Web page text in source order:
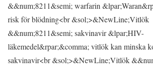
&&num;8211&semi; warfarin
risk för blödning<br &sol;>&NewLine;Vitlök
&&num;8211&semi; sakvinavir &lpar;HIV-
läkemedel&rpar;&comma; vitlök kan minska
sakvinavir<br &sol;>&NewLine;Vitlök